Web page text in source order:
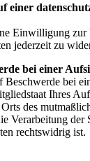
einer
Einwilligung zur
jederzeit zu
bei einer
Beschwerde bei
Ihres
des
Verarbeitung der
rechtswidrig ist.